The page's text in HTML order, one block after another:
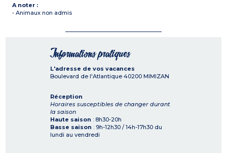
A noter :
- Animaux non admis
Informations pratiques
L'adresse de vos vacances
Boulevard de l'Atlantique 40200 MIMIZAN
Réception
Horaires susceptibles de changer durant
la saison
Haute saison : 8h30-20h
Basse saison : 9h-12h30 / 14h-17h30 du
lundi au vendredi